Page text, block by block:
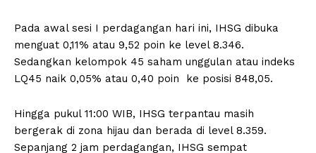
Pada awal sesi I perdagangan hari ini, IHSG dibuka
menguat 0,11% atau 9,52 poin ke level 8.346.
Sedangkan kelompok 45 saham unggulan atau indeks
LQ45 naik 0,05% atau 0,40 poin ke posisi 848,05.
Hingga pukul 11:00 WIB, IHSG terpantau masih
bergerak di zona hijau dan berada di level 8.359.
Sepanjang 2 jam perdagangan, IHSG sempat